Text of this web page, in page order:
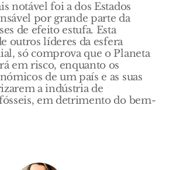
notável foi a dos Estados
por grande parte da
de efeito estufa. Esta
outros líderes da esfera
só comprova que o Planeta
em risco, enquanto os
de um país e as suas
a indústria de
em detrimento do bem-